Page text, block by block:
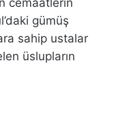
cemaatlerin
gümüş
sahip ustalar
üslupların